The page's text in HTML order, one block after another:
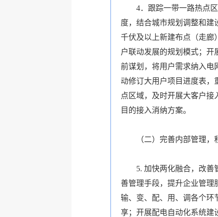
4．跟踪一带一路热点
度，结合城市规划调整和建
千伏及以上新建布点（走廊
户联动发展的规划模式；
前谋划，将用户需求纳入电
动修订大用户项目进度表，
点区域，及时开展大客户
目的接入消纳方案。
（二）完善内部管理，积
5. 加快两化融合，改善
善管理手段，提升企业管理
输、变、配、用、调各个环
享；开展配电自动化系统建